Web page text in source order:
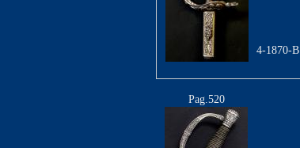
4-1870-B
Pag.520